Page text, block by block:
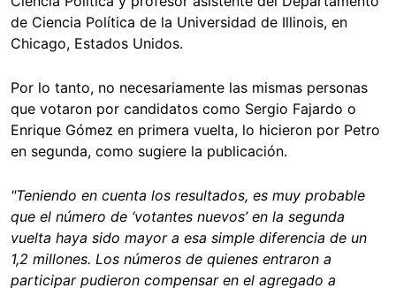
de Ciencia Política de la Universidad de Illinois, en
Chicago, Estados Unidos.
Por lo tanto, no necesariamente las mismas personas
que votaron por candidatos como Sergio Fajardo o
Enrique Gómez en primera vuelta, lo hicieron por Petro
en segunda, como sugiere la publicación.
"Teniendo en cuenta los resultados, es muy probable
que el número de ‘votantes nuevos’ en la segunda
vuelta haya sido mayor a esa simple diferencia de un
1,2 millones. Los números de quienes entraron a
participar pudieron compensar en el agregado a